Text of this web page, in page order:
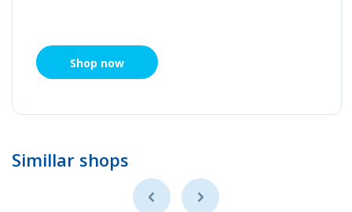
Shop now
Simillar shops